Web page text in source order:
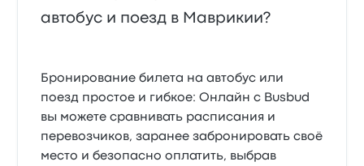
автобус и поезд в Маврикии?
Бронирование билета на автобус или
поезд простое и гибкое: Онлайн с Busbud
вы можете сравнивать расписания и
перевозчиков, заранее забронировать своё
место и безопасно оплатить, выбрав